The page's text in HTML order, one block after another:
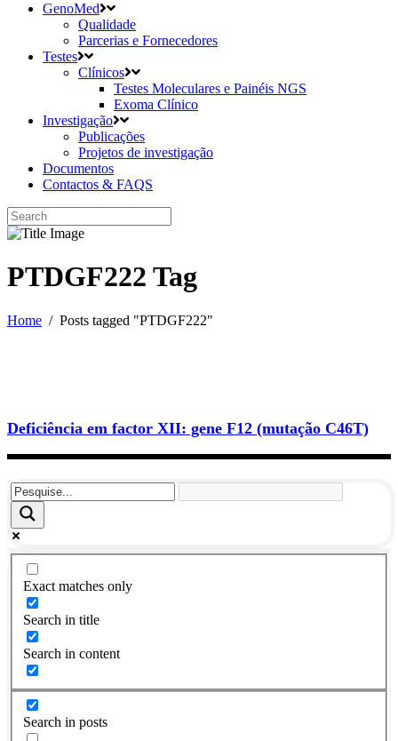
GenoMed
Qualidade
Parcerias e Fornecedores
Testes
Clínicos
Testes Moleculares e Painéis NGS
Exoma Clínico
Investigação
Publicações
Projetos de investigação
Documentos
Contactos & FAQS
PTDGF222 Tag
Home / Posts tagged "PTDGF222"
Deficiência em factor XII: gene F12 (mutação C46T)
Exact matches only
Search in title
Search in content
Search in posts